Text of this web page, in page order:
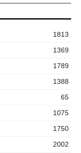
1813
1369
1789
1388
65
1075
1750
2002